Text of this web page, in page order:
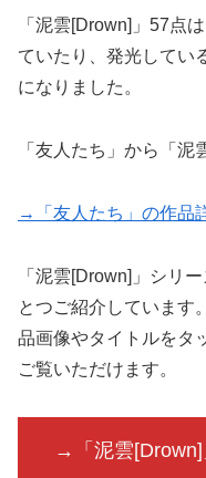
「泥雲[Drown]」57点
ていたり、発光してい
になりました。
「友人たち」から「泥
→「友人たち」の作品
「泥雲[Drown]」シリ
とつご紹介しています
品画像やタイトルをタ
ご覧いただけます。
→「泥雲[Drown]